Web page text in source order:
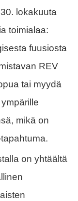
lokakuuta
toimialaa:
fuusiosta
REV
tai myydä
mikä on
on yhtäältä